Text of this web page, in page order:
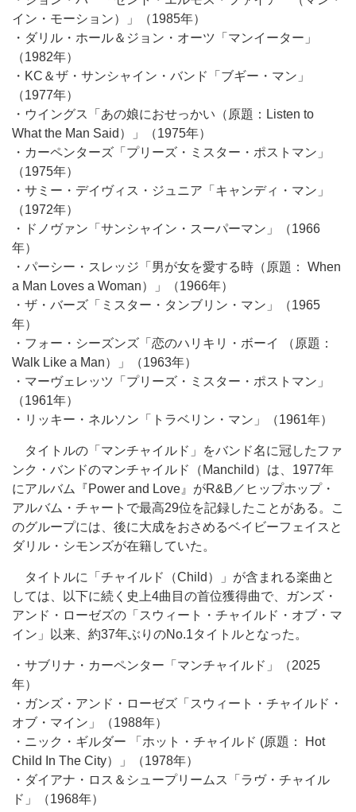
イン・モーション）」（1985年）
・ダリル・ホール＆ジョン・オーツ「マンイーター」
（1982年）
・KC＆ザ・サンシャイン・バンド「ブギー・マン」
（1977年）
・ウイングス「あの娘におせっかい（原題：Listen to
What the Man Said）」（1975年）
・カーペンターズ「プリーズ・ミスター・ポストマン」
（1975年）
・サミー・デイヴィス・ジュニア「キャンディ・マン」
（1972年）
・ドノヴァン「サンシャイン・スーパーマン」（1966
年）
・パーシー・スレッジ「男が女を愛する時（原題： When
a Man Loves a Woman）」（1966年）
・ザ・バーズ「ミスター・タンブリン・マン」（1965
年）
・フォー・シーズンズ「恋のハリキリ・ボーイ （原題：
Walk Like a Man）」（1963年）
・マーヴェレッツ「プリーズ・ミスター・ポストマン」
（1961年）
・リッキー・ネルソン「トラベリン・マン」（1961年）
タイトルの「マンチャイルド」をバンド名に冠したファ
ンク・バンドのマンチャイルド（Manchild）は、1977年
にアルバム『Power and Love』がR&B／ヒップホップ・
アルバム・チャートで最高29位を記録したことがある。こ
のグループには、後に大成をおさめるベイビーフェイスと
ダリル・シモンズが在籍していた。
タイトルに「チャイルド（Child）」が含まれる楽曲と
しては、以下に続く史上4曲目の首位獲得曲で、ガンズ・
アンド・ローゼズの「スウィート・チャイルド・オブ・マ
イン」以来、約37年ぶりのNo.1タイトルとなった。
・サブリナ・カーペンター「マンチャイルド」（2025
年）
・ガンズ・アンド・ローゼズ「スウィート・チャイルド・
オブ・マイン」（1988年）
・ニック・ギルダー 「ホット・チャイルド (原題： Hot
Child In The City）」（1978年）
・ダイアナ・ロス＆シュープリームス「ラヴ・チャイル
ド」（1968年）